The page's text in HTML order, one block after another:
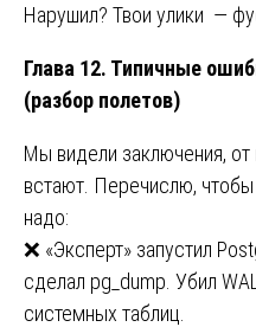
Нарушил? Твои улики —
Глава 12. Типичные
(разбор полетов)
Мы видели заключения,
встают. Перечислю, чтобы
надо:
❌ «Эксперт» запустил
сделал pg_dump. Убил
системных таблиц.